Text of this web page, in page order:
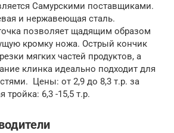
Самурскими поставщиками.
и нержавеющая сталь.
позволяет щадящим образом
кромку ножа. Острый кончик
мягких частей продуктов, а
клинка идеально подходит для
Цены: от 2,9 до 8,3 т.р. за
тройка: 6,3 -15,5 т.р.